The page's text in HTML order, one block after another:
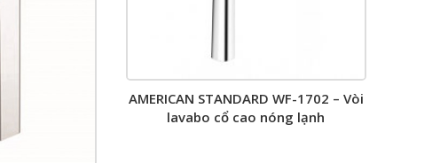
AMERICAN STANDARD WF-1702 – Vòi
lavabo cổ cao nóng lạnh